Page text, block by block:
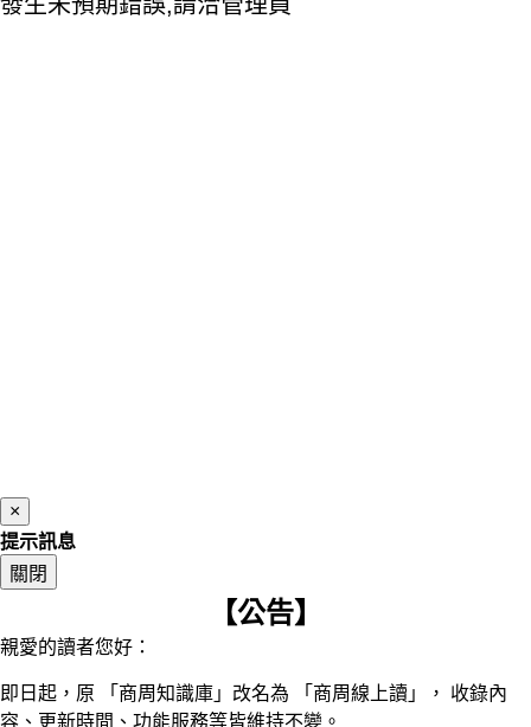
×
提示訊息
關閉
【公告】
親愛的讀者您好：
即日起，原 「商周知識庫」改名為 「商周線上讀」， 收錄內
容、更新時間、功能服務等皆維持不變。